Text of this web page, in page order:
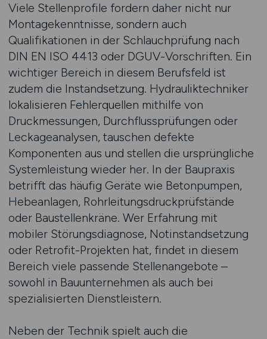
Viele Stellenprofile fordern daher nicht nur
Montagekenntnisse, sondern auch
Qualifikationen in der Schlauchprüfung nach
DIN EN ISO 4413 oder DGUV-Vorschriften. Ein
wichtiger Bereich in diesem Berufsfeld ist
zudem die Instandsetzung. Hydrauliktechniker
lokalisieren Fehlerquellen mithilfe von
Druckmessungen, Durchflussprüfungen oder
Leckageanalysen, tauschen defekte
Komponenten aus und stellen die ursprüngliche
Systemleistung wieder her. In der Baupraxis
betrifft das häufig Geräte wie Betonpumpen,
Hebeanlagen, Rohrleitungsdruckprüfstände
oder Baustellenkräne. Wer Erfahrung mit
mobiler Störungsdiagnose, Notinstandsetzung
oder Retrofit-Projekten hat, findet in diesem
Bereich viele passende Stellenangebote –
sowohl in Bauunternehmen als auch bei
spezialisierten Dienstleistern.
Neben der Technik spielt auch die